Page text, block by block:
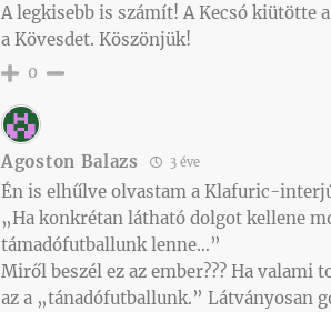
A legkisebb is számít! A Kecsó kiütötte
a Kövesdet. Köszönjük!
0
Agoston Balazs 3 éve
Én is elhűlve olvastam a Klafuric-
„Ha konkrétan látható dolgot kellene
támadófutballunk lenne…”
Miről beszél ez az ember??? Ha valami
az a „tánadófutballunk.” Látványosan